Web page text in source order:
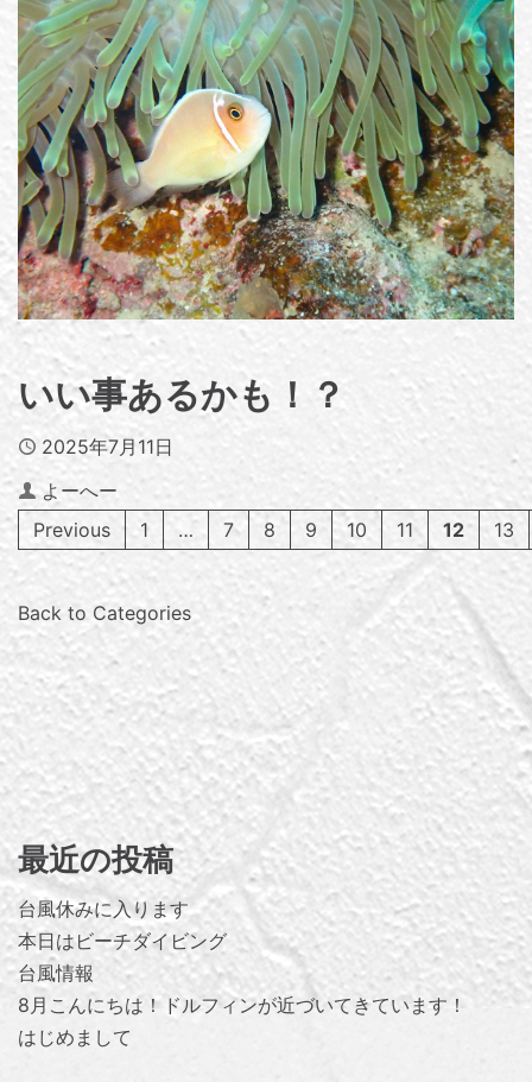
いい事あるかも！？
Published
2025年7月11日
Author
よーへー
Previous
1 … 7 8 9 10 11 12 13
Back to Categories
最近の投稿
台風休みに入ります
本日はビーチダイビング
台風情報
8月こんにちは！ドルフィンが近づいてきています！
はじめまして